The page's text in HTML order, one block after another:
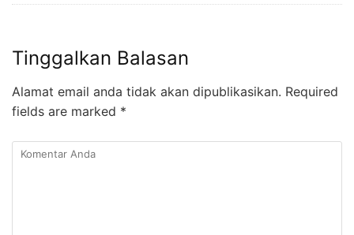
Tinggalkan Balasan
Alamat email anda tidak akan dipublikasikan. Required
fields are marked *